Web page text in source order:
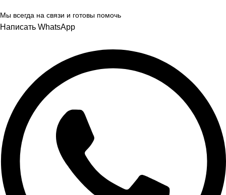
Мы всегда на связи и готовы помочь
Написать WhatsApp